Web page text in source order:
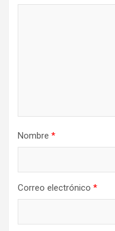
Nombre *
Correo electrónico *